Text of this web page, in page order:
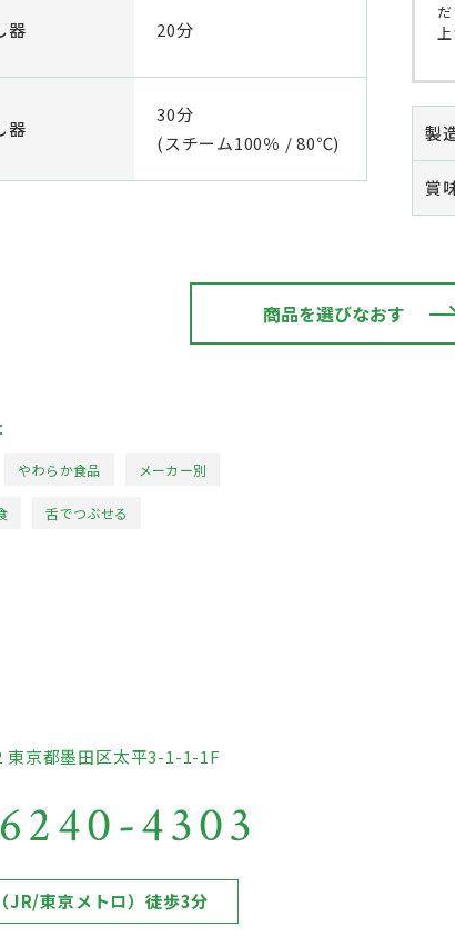
器 20分
器
30分
(スチーム100％ / 80℃)
上
製
賞
商品を選びなおす
やわらか食品 メーカー別
舌でつぶせる
東京都墨田区太平3-1-1-1F
4303
JR/東京メトロ）徒歩3分